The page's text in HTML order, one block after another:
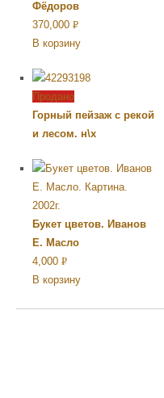
Фёдоров
370,000 Р
УБ.
В корзину
Продано
Горный пейзаж с рекой
и лесом. н\х
Букет цветов. Иванов
Е. Масло
4,000 Р
УБ.
В корзину